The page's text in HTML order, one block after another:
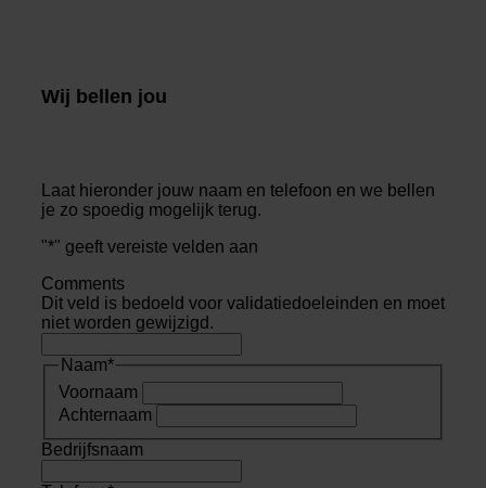
Wij bellen jou
Laat hieronder jouw naam en telefoon en we bellen
je zo spoedig mogelijk terug.
"*" geeft vereiste velden aan
Comments
Dit veld is bedoeld voor validatiedoeleinden en moet
niet worden gewijzigd.
Naam*
Voornaam
Achternaam
Bedrijfsnaam